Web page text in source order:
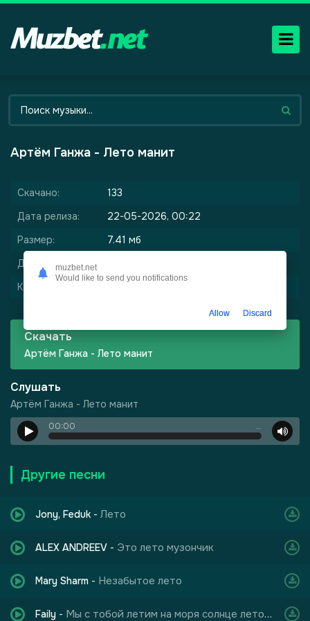
Артём Ганжа - Лето манит
Скачано:
133
Дата релиза:
22-05-2026, 00:22
Размер:
7.41 мб
Длительность:
Качество:
Скачать
Артём Ганжа - Лето манит
Слушать
Артём Ганжа - Лето манит
00:00 …
Другие песни
Jony, Feduk - Лето
ALEX ANDREEV - Это лето музончик
Mary Sharm - Незабытое лето
Faily - Мы с тобой летим на моря солнце лето и жара
muzbet.net
Would like to send you notifications
Allow Discard